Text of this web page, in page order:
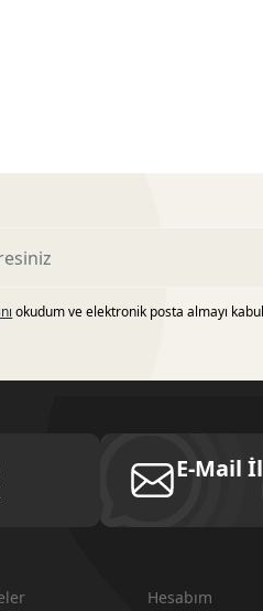
okudum ve elektronik posta almayı
E-Mail
Hesabım